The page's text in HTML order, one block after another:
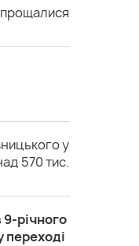
у
570 тис.
річного
переході